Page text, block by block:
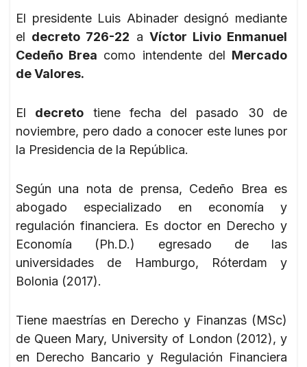
El presidente Luis Abinader designó mediante
el decreto 726-22 a Víctor Livio Enmanuel
Cedeño Brea como intendente del Mercado
de Valores.
El decreto tiene fecha del pasado 30 de
noviembre, pero dado a conocer este lunes por
la Presidencia de la República.
Según una nota de prensa, Cedeño Brea es
abogado especializado en economía y
regulación financiera. Es doctor en Derecho y
Economía (Ph.D.) egresado de las
universidades de Hamburgo, Róterdam y
Bolonia (2017).
Tiene maestrías en Derecho y Finanzas (MSc)
de Queen Mary, University of London (2012), y
en Derecho Bancario y Regulación Financiera